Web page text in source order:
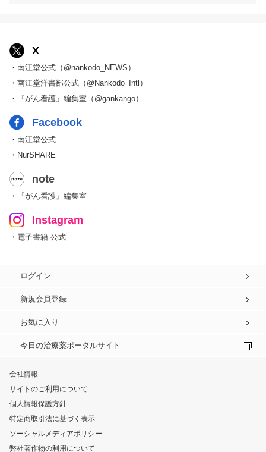
X
・南江堂公式（@nankodo_NEWS）
・南江堂洋書部公式（@Nankodo_Intl）
・『がん看護』編集室（@gankango）
Facebook
・南江堂公式
・NurSHARE
note
・『がん看護』編集室
Instagram
・電子書籍 公式
ログイン
新規会員登録
お気に入り
今日の治療薬ポータルサイト
会社情報
サイトのご利用について
個人情報保護方針
特定商取引法に基づく表示
ソーシャルメディアポリシー
弊社著作物の利用について